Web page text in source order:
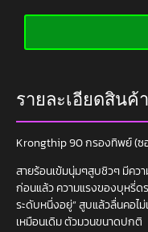
รายละเอียดสินค้า
Krongthip 90 กรองทิพย์ (ซ
สายร้อนเข้มนุ่มๆสูบชิวๆ มีควา
ก่อนแล้ว ความแรงของบุหรี่ด
ระดับหนึ่งอยู่” สูบแล้วลื่นคอไ
เหมือนเดิม ตัวมวนขนาดปกติ